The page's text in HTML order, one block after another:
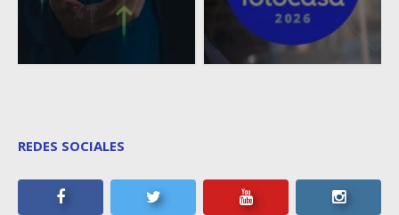
REDES SOCIALES